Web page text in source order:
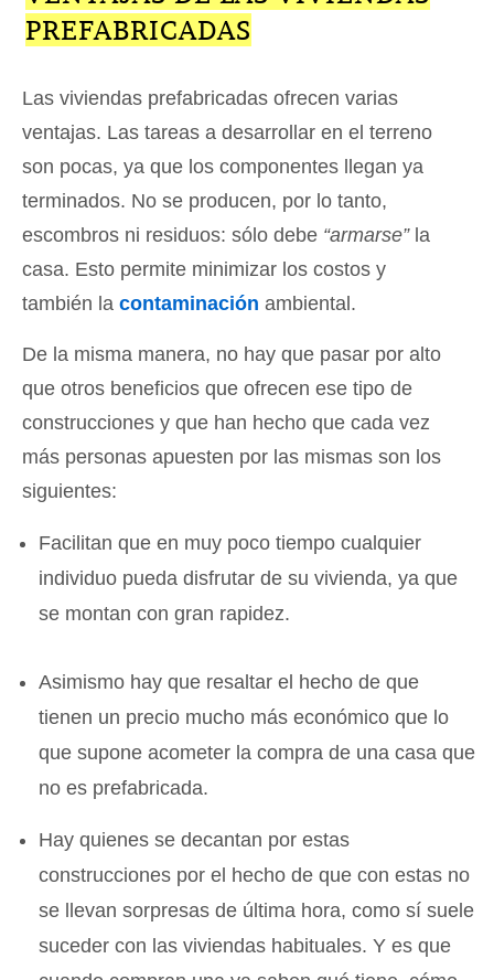
PREFABRICADAS
Las viviendas prefabricadas ofrecen varias
ventajas. Las tareas a desarrollar en el terreno
son pocas, ya que los componentes llegan ya
terminados. No se producen, por lo tanto,
escombros ni residuos: sólo debe “armarse”la
casa. Esto permite minimizar los costos y
también la contaminación ambiental.
De la misma manera, no hay que pasar por alto
que otros beneficios que ofrecen ese tipo de
construcciones y que han hecho que cada vez
más personas apuesten por las mismas son los
siguientes:
Facilitan que en muy poco tiempo cualquier
individuo pueda disfrutar de su vivienda, ya que
se montan con gran rapidez.
Asimismo hay que resaltar el hecho de que
tienen un precio mucho más económico que lo
que supone acometer la compra de una casa que
no es prefabricada.
Hay quienes se decantan por estas
construcciones por el hecho de que con estas no
se llevan sorpresas de última hora, como sí suele
suceder con las viviendas habituales. Y es que